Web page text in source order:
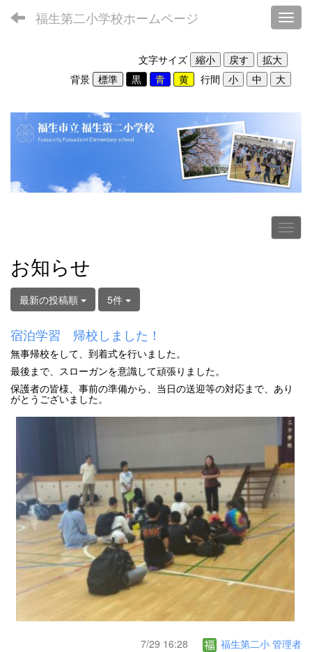
福生第二小学校ホームページ
文字サイズ
背景
行間
お知らせ
最新の投稿順 5件
宿泊学習 帰校しました！
無事帰校をして、到着式を行いました。
最後まで、スローガンを意識して頑張りました。
保護者の皆様、事前の準備から、当日の送迎等の対応まで、あり
がとうございました。
7/29 16:28 福生第二小 管理者